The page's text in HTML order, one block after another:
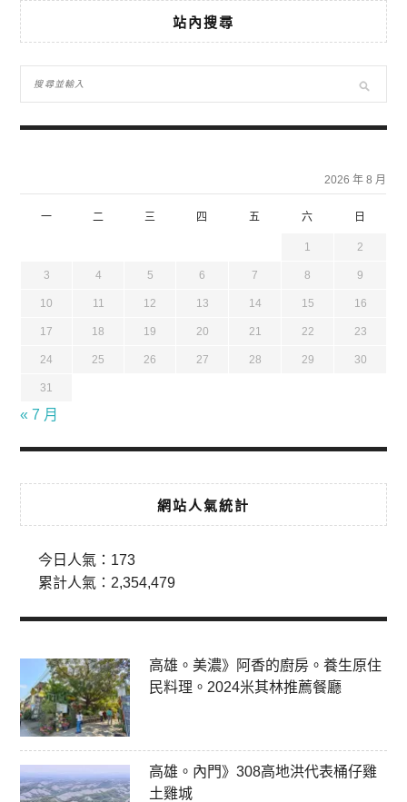
站內搜尋
2026 年 8 月
一 二 三 四 五 六 日
1 2
3 4 5 6 7 8 9
10 11 12 13 14 15 16
17 18 19 20 21 22 23
24 25 26 27 28 29 30
31
« 7 月
網站人氣統計
今日人氣： 173
累計人氣： 2,354,479
高雄。美濃》阿香的廚房。養生原住
民料理。2024米其林推薦餐廳
高雄。內門》308高地洪代表桶仔雞
土雞城